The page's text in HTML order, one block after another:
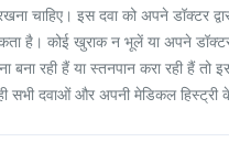
चाहिए। इस दवा को अपने डॉक्टर
है। कोई खुराक न भूलें या अपने
बना रही हैं या स्तनपान करा रही हैं
सभी दवाओं और अपनी मेडिकल